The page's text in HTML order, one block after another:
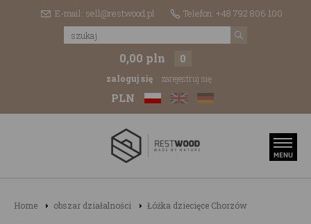
E-mail: sell@restwood.pl Telefon: +48 792 806 100
0,00 pln 0
zaloguj się zarejestruj się
PLN
Home obszar działalności Łóżka dziecięce Chorzów